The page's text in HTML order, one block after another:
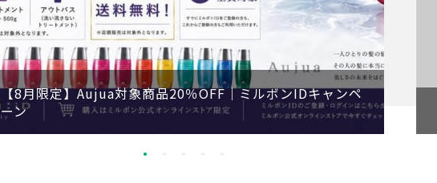
【8月限定】Aujua対象商品20％OFF｜ミルボンIDキャンペ
ーン